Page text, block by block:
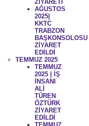
ZİYARETİ
AĞUSTOS
2025|
KKTC
TRABZON
BAŞKONSOLOSU
ZİYARET
EDİLDİ
TEMMUZ 2025
TEMMUZ
2025 | İŞ
İNSANI
ALİ
TÜREN
ÖZTÜRK
ZİYARET
EDİLDİ